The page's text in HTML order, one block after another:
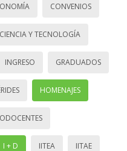
CONVENIOS
CIENCIA Y TECNOLOGÍA
INGRESO GRADUADOS
HOMENAJES
I + D IITEA IITAE